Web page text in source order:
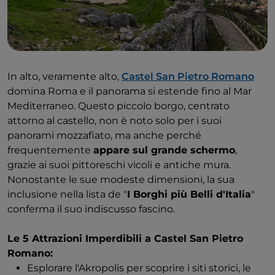
nel 1944 un incendio distrusse il museo e le navi in
legno. Tuttavia, le ricostruzioni e alcuni reperti
archeologici all'interno rendono ancora interessante
Nemi: Informazioni utili
Il periodo migliore per la visita: Nemi è una
destinazione adatta tutto l'anno, ma la primavera e
l'autunno offrono un'atmosfera più rilassata mentre
le temperature sono ancora piacevoli per godersi il
lago. La fine di maggio e l'inizio di giugno sono anche
il momento ideale per laFesta delle Fragole, che
celebra i frutti succosi per cui questa area è rinomata.
passeggiata di due ore tra alberi ombrosi e viste sul
lago vi porterà a Nemi. In alternativa, è possibile
utilizzare gli autobus Cotral (talvolta con cambio a
In alto, veramente alto, Castel San Pietro Romano
domina Roma e il panorama si estende fino al Mar
Mediterraneo. Questo piccolo borgo, centrato
attorno al castello, non è noto solo per i suoi
panorami mozzafiato, ma anche perché
frequentemente appare sul grande schermo,
grazie ai suoi pittoreschi vicoli e antiche mura.
Nonostante le sue modeste dimensioni, la sua
inclusione nella lista de "I Borghi più Belli d'Italia"
conferma il suo indiscusso fascino.
Le 5 Attrazioni Imperdibili a Castel San Pietro
Romano:
Esplorare l'Akropolis per scoprire i siti storici, le